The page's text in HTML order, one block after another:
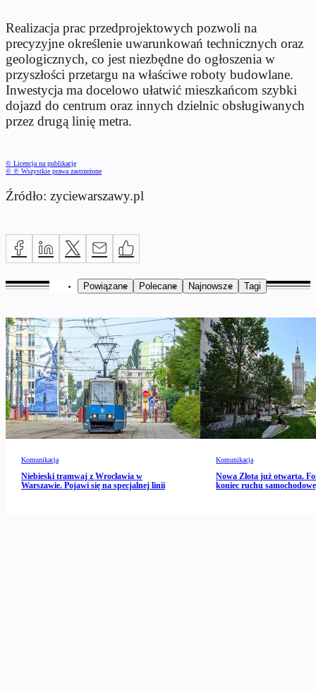
Realizacja prac przedprojektowych pozwoli na
precyzyjne określenie uwarunkowań technicznych oraz
geologicznych, co jest niezbędne do ogłoszenia w
przyszłości przetargu na właściwe roboty budowlane.
Inwestycja ma docelowo ułatwić mieszkańcom szybki
dojazd do centrum oraz innych dzielnic obsługiwanych
przez drugą linię metra.
© Licencja na publikację
© ℗ Wszystkie prawa zastrzeżone
Źródło: zyciewarszawy.pl
Powiązane Polecane Najnowsze Tagi
Komunikacja
Niebieski tramwaj z Wrocławia w
Warszawie. Pojawi się na specjalnej linii
Komunikacja
Nowa Złota już otwarta.
koniec ruchu